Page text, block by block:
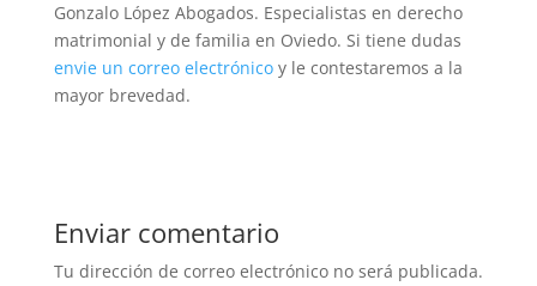
Gonzalo López Abogados. Especialistas en derecho
matrimonial y de familia en Oviedo. Si tiene dudas
envie un correo electrónicoy le contestaremos a la
mayor brevedad.
Enviar comentario
Tu dirección de correo electrónico no será publicada.